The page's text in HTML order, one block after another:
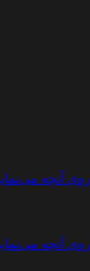
آنچه
آنچه